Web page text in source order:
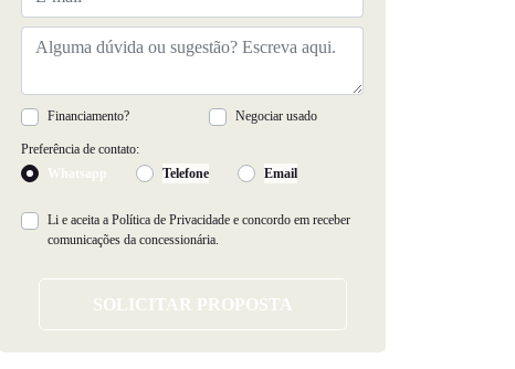
Financiamento? Negociar usado
Preferência de contato:
Whatsapp
Telefone Email
Li e aceita a Política de Privacidade e concordo em receber
comunicações da concessionária.
SOLICITAR PROPOSTA